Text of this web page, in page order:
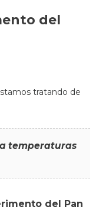
del
tratando de
temperaturas
del Pan